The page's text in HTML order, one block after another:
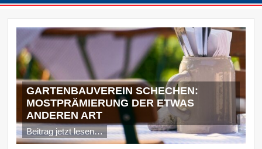
GARTENBAUVEREIN SCHECHEN:
MOSTPRÄMIERUNG DER ETWAS
ANDEREN ART
Beitrag jetzt lesen…